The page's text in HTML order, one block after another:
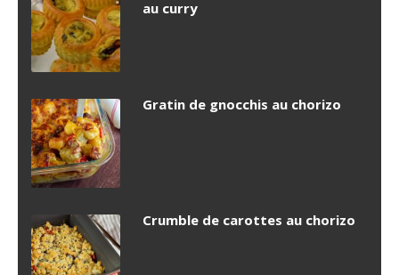
au curry
Gratin de gnocchis au chorizo
Crumble de carottes au chorizo